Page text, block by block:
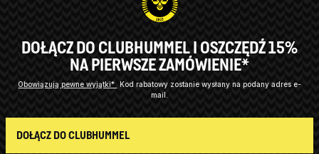
DOŁĄCZ DO CLUBHUMMEL I OSZCZĘDŹ 15%
NA PIERWSZE ZAMÓWIENIE*
Obowiązują pewne wyjątki*
Kod rabatowy zostanie wysłany na podany adres e-
mail.
DOŁĄCZ DO CLUBHUMMEL